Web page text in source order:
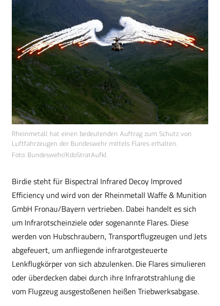
Rheinmetall hat einen bedeutenden Auftrag zum Schutz von
Luftfahrzeugen der Bundeswehr mittels Flares erhalten.
Foto: Bundeswehr/KdoStratAufkl
Birdie steht für Bispectral Infrared Decoy Improved
Efficiency und wird von der Rheinmetall Waffe & Munition
GmbH Fronau/Bayern vertrieben. Dabei handelt es sich
um Infrarotscheinziele oder sogenannte Flares. Diese
werden von Hubschraubern, Transportflugzeugen und Jets
abgefeuert, um anfliegende infrarotgesteuerte
Lenkflugkörper von sich abzulenken. Die Flares simulieren
oder überdecken dabei durch ihre Infrarotstrahlung die
vom Flugzeug ausgestoßenen heißen Triebwerksabgase.